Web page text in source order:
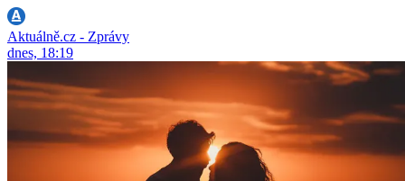
Aktuálně.cz - Zprávy
dnes, 18:19